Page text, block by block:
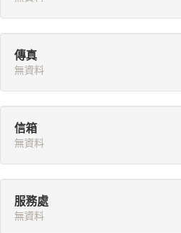
傳真
無資料
信箱
無資料
服務處
無資料